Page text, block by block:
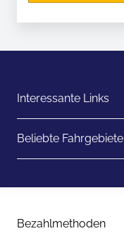
Interessante Links
Beliebte Fahrgebiete
Bezahlmethoden